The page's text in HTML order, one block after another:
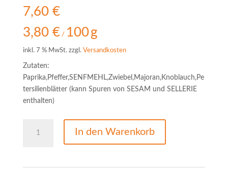
7,60 €
3,80 €/ 100g
inkl. 7 % MwSt. zzgl. Versandkosten
Zutaten:
Paprika,Pfeffer,SENFMEHL,Zwiebel,Majoran,Knoblauch,Pe
tersilienblätter (kann Spuren von SESAM und SELLERIE
enthalten)
Gewürzmischung In den Warenkorb